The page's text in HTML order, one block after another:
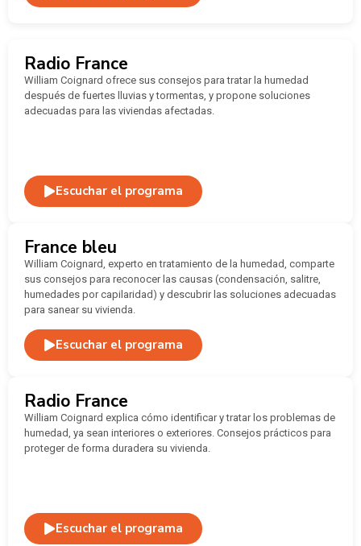
Radio France
William Coignard ofrece sus consejos para tratar la humedad
después de fuertes lluvias y tormentas, y propone soluciones
adecuadas para las viviendas afectadas.
Escuchar el programa
France bleu
William Coignard, experto en tratamiento de la humedad, comparte
sus consejos para reconocer las causas (condensación, salitre,
humedades por capilaridad) y descubrir las soluciones adecuadas
para sanear su vivienda.
Escuchar el programa
Radio France
William Coignard explica cómo identificar y tratar los problemas de
humedad, ya sean interiores o exteriores. Consejos prácticos para
proteger de forma duradera su vivienda.
Escuchar el programa